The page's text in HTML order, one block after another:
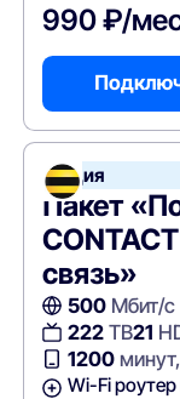
990 ₽/
Акция
Пакет
связь»
500Мбит/с
222ТВ21
1200минут,
Wi-Fi